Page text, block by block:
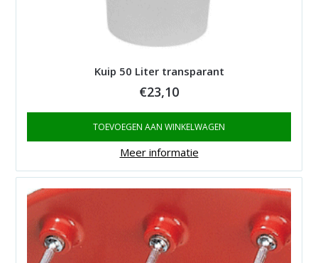
Kuip 50 Liter transparant
€23,10
TOEVOEGEN AAN WINKELWAGEN
Meer informatie